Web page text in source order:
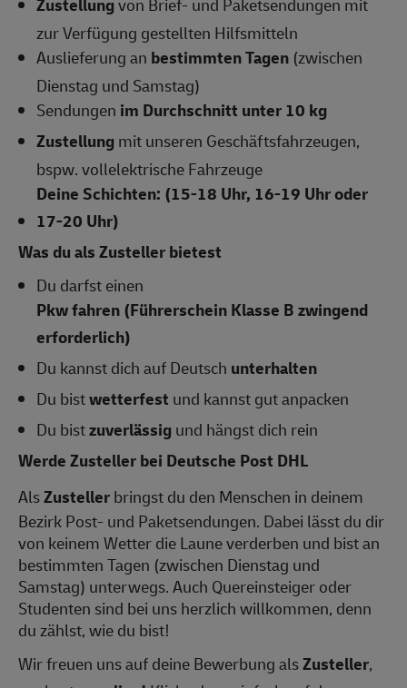
zur Verfügung gestellten Hilfsmitteln
Auslieferung an bestimmten Tagen (zwischen
Dienstag und Samstag)
Sendungen im Durchschnitt unter 10 kg
Zustellungmit unseren Geschäftsfahrzeugen,
bspw. vollelektrische Fahrzeuge
Deine Schichten: (15-18 Uhr, 16-19 Uhr oder
17-20 Uhr)
Was du als Zusteller bietest
Du darfst einen
Pkw fahren (Führerschein Klasse B zwingend
erforderlich)
Du kannst dich auf Deutsch unterhalten
Du bistwetterfest und kannst gut anpacken
Du bistzuverlässigund hängst dich rein
Werde Zusteller bei Deutsche Post DHL
AlsZustellerbringst du den Menschen in deinem
Bezirk Post- und Paketsendungen. Dabei lässt du dir
von keinem Wetter die Laune verderben und bist an
bestimmten Tagen (zwischen Dienstag und
Samstag) unterwegs. Auch Quereinsteiger oder
Studenten sind bei uns herzlich willkommen, denn
du zählst, wie du bist!
Wir freuen uns auf deine Bewerbung alsZusteller,